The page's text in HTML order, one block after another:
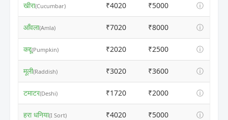
खीरा(Cucumbar) ₹4020 ₹5000 ⓘ
आँवला(Amla) ₹7020 ₹8000 ⓘ
कद्दू(Pumpkin) ₹2020 ₹2500 ⓘ
मूली(Raddish) ₹3020 ₹3600 ⓘ
टमाटर(Deshi) ₹1720 ₹2000 ⓘ
हरा धनिया(I Sort) ₹4020 ₹5000 ⓘ